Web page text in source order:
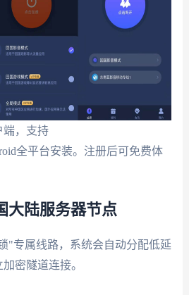
端，支持
全平台安装。注册后可免费体
大陆服务器节点
"专属线路，系统会自动分配低延
密隧道连接。